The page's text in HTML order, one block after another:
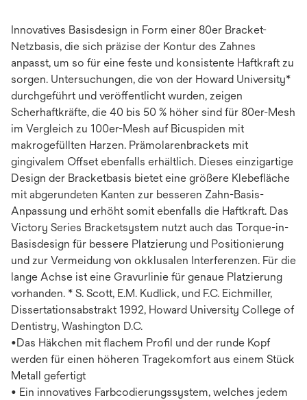
Innovatives Basisdesign in Form einer 80er Bracket-
Netzbasis, die sich präzise der Kontur des Zahnes
anpasst, um so für eine feste und konsistente Haftkraft zu
sorgen. Untersuchungen, die von der Howard University*
durchgeführt und veröffentlicht wurden, zeigen
Scherhaftkräfte, die 40 bis 50 % höher sind für 80er-Mesh
im Vergleich zu 100er-Mesh auf Bicuspiden mit
makrogefüllten Harzen. Prämolarenbrackets mit
gingivalem Offset ebenfalls erhältlich. Dieses einzigartige
Design der Bracketbasis bietet eine größere Klebefläche
mit abgerundeten Kanten zur besseren Zahn-Basis-
Anpassung und erhöht somit ebenfalls die Haftkraft. Das
Victory Series Bracketsystem nutzt auch das Torque-in-
Basisdesign für bessere Platzierung und Positionierung
und zur Vermeidung von okklusalen Interferenzen. Für die
lange Achse ist eine Gravurlinie für genaue Platzierung
vorhanden. * S. Scott, E.M. Kudlick, und F.C. Eichmiller,
Dissertationsabstrakt 1992, Howard University College of
Dentistry, Washington D.C.
•Das Häkchen mit flachem Profil und der runde Kopf
werden für einen höheren Tragekomfort aus einem Stück
Metall gefertigt
• Ein innovatives Farbcodierungssystem, welches jedem